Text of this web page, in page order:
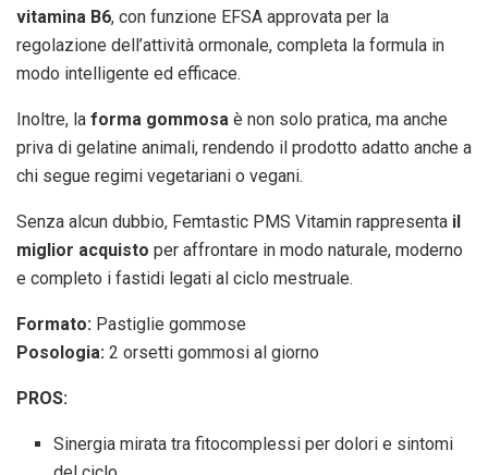
vitamina B6, con funzione EFSA approvata per la
regolazione dell’attività ormonale, completa la formula in
modo intelligente ed efficace.
Inoltre, la forma gommosa è non solo pratica, ma anche
priva di gelatine animali, rendendo il prodotto adatto anche a
chi segue regimi vegetariani o vegani.
Senza alcun dubbio, Femtastic PMS Vitamin rappresenta il
miglior acquisto per affrontare in modo naturale, moderno
e completo i fastidi legati al ciclo mestruale.
Formato: Pastiglie gommose
Posologia: 2 orsetti gommosi al giorno
PROS:
Sinergia mirata tra fitocomplessi per dolori e sintomi